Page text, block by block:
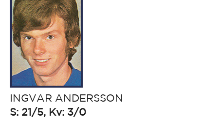
INGVAR ANDERSSON
S: 21/5, Kv: 3/0